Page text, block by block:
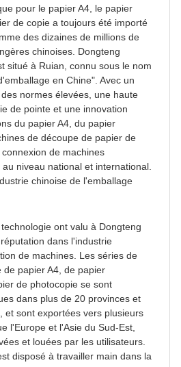
pour le papier A4, le papier
de copie a toujours été importé
des dizaines de millions de
chinoises. Dongteng
situé à Ruian, connu sous le nom
en Chine". Avec un
normes élevées, une haute
de pointe et une innovation
du papier A4, du papier
de découpe de papier de
de machines
niveau national et international.
chinoise de l'emballage
ont valu à Dongteng
dans l'industrie
de machines. Les séries de
de papier A4, de papier
de photocopie se sont
dans plus de 20 provinces et
et sont exportées vers plusieurs
l'Europe et l'Asie du Sud-Est,
et louées par les utilisateurs.
disposé à travailler main dans la